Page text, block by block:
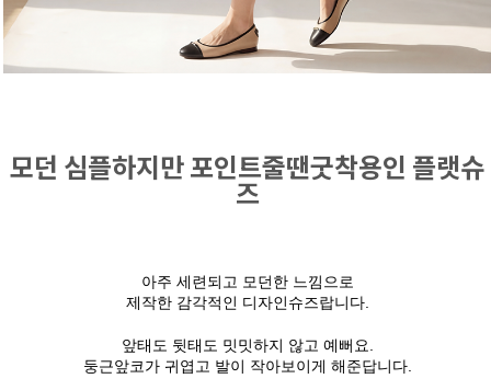
모던 심플하지만 포인트줄땐굿착용인 플랫슈
즈
아주 세련되고 모던한 느낌으로
제작한 감각적인 디자인슈즈랍니다.
앞태도 뒷태도 밋밋하지 않고 예뻐요.
둥근앞코가 귀엽고 발이 작아보이게 해준답니다.